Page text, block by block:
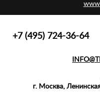
ФУТБОЛКИ,
МАЙКИ,
СПОРТИВНАЯ
ОДЕЖДА
+7 (495) 724-36-64
г. Москва,